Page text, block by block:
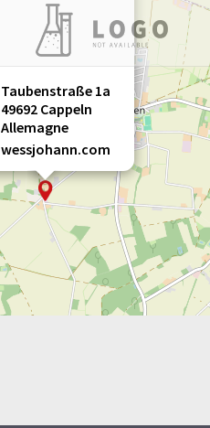
Taubenstraße 1a
49692 Cappeln
Allemagne
wessjohann.com